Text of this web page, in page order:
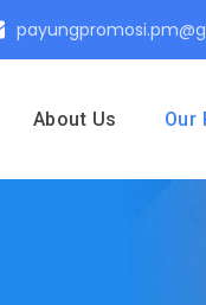
About Us Our